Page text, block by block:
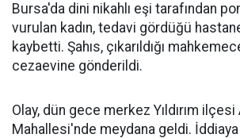
Bursa'da dini nikahlı eşi tarafından
vurulan kadın, tedavi gördüğü
kaybetti. Şahıs, çıkarıldığı
cezaevine gönderildi.
Olay, dün gece merkez Yıldırım ilçesi
Mahallesi'nde meydana geldi.